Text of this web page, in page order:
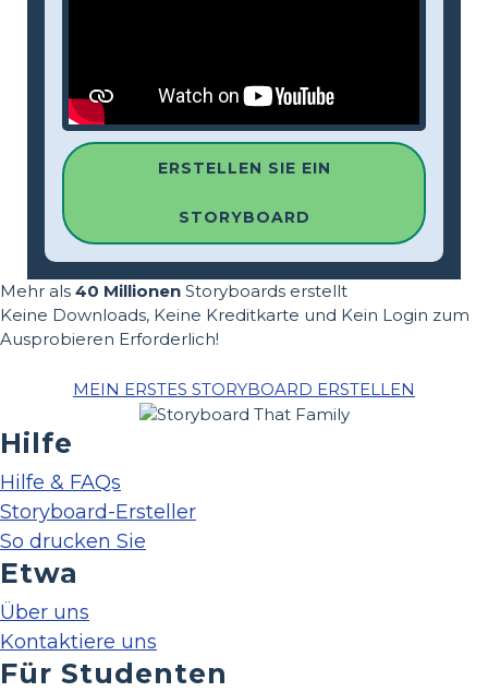
ERSTELLEN SIE EIN
STORYBOARD
Mehr als 40 Millionen Storyboards erstellt
Keine Downloads, Keine Kreditkarte und Kein Login zum
Ausprobieren Erforderlich!
MEIN ERSTES STORYBOARD ERSTELLEN
Hilfe
Hilfe & FAQs
Storyboard-Ersteller
So drucken Sie
Etwa
Über uns
Kontaktiere uns
Für Studenten